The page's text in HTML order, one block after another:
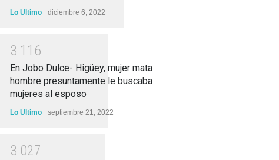
Lo Ultimo diciembre 6, 2022
3 1 1 6
En Jobo Dulce- Higüey, mujer mata
hombre presuntamente le buscaba
mujeres al esposo
Lo Ultimo septiembre 21, 2022
3 027